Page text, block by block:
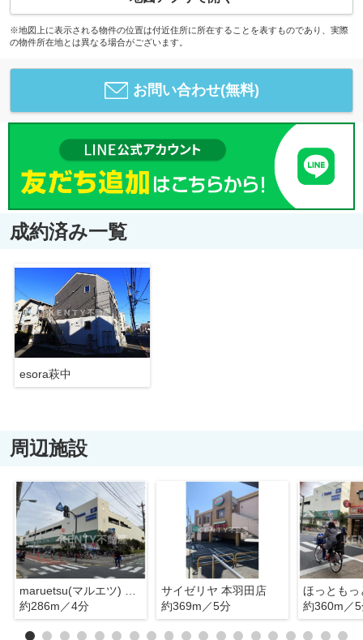
※地図上に表示される物件の位置は付近住所に所在することを表すものであり、実際
の物件所在地とは異なる場合がございます。
お問い合わせ(無料)
成約済み一覧
esora萩中
周辺施設
maruetsu(マルエツ) 新糀谷店
約286m／4分
サイゼリヤ 本羽田店
約369m／5分
約360m／